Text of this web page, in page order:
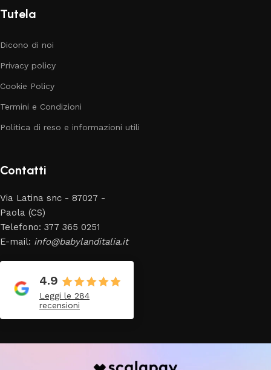
Tutela
Dicono di noi
Privacy policy
Cookie Policy
Termini e Condizioni
Politica di reso e informazioni utili
Contatti
Via Latina snc - 87027 -
Paola (CS)
Telefono: 377 365 0251
E-mail: info@babylanditalia.it
4.9
Leggi le 284
recensioni